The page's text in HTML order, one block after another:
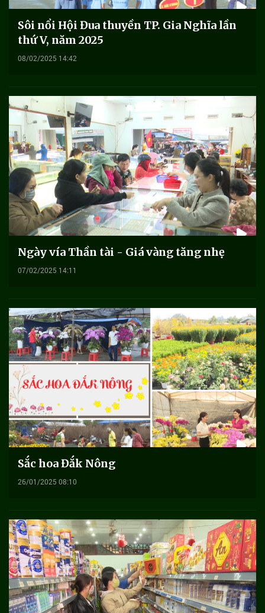
Sôi nổi Hội Đua thuyền TP. Gia Nghĩa lần
thứ V, năm 2025
08/02/2025 14:42
Ngày vía Thần tài - Giá vàng tăng nhẹ
07/02/2025 14:11
Sắc hoa Đắk Nông
26/01/2025 08:10